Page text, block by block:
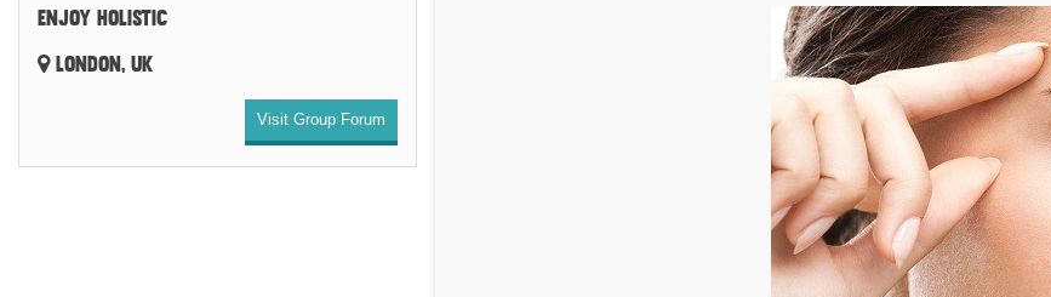
ENJOY HOLISTIC
LONDON, UK
Visit Group Forum